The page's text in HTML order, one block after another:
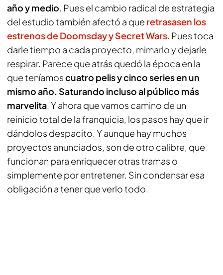
año y medio. Pues el cambio radical de estrategia
del estudio también afectó a que retrasasen los
estrenos deDoomsdayySecret Wars. Pues toca
darle tiempo a cada proyecto, mimarlo y dejarle
respirar. Parece que atrás quedó la época en la
que teníamoscuatro pelis y cinco series en un
mismo año. Saturando incluso al público más
marvelita. Y ahora que vamos camino de un
reinicio total de la franquicia, los pasos hay que ir
dándolos despacito. Y aunque hay muchos
proyectos anunciados, son de otro calibre, que
funcionan para enriquecer otras tramas o
simplemente por entretener. Sin condensar esa
obligación a tener que verlo todo.